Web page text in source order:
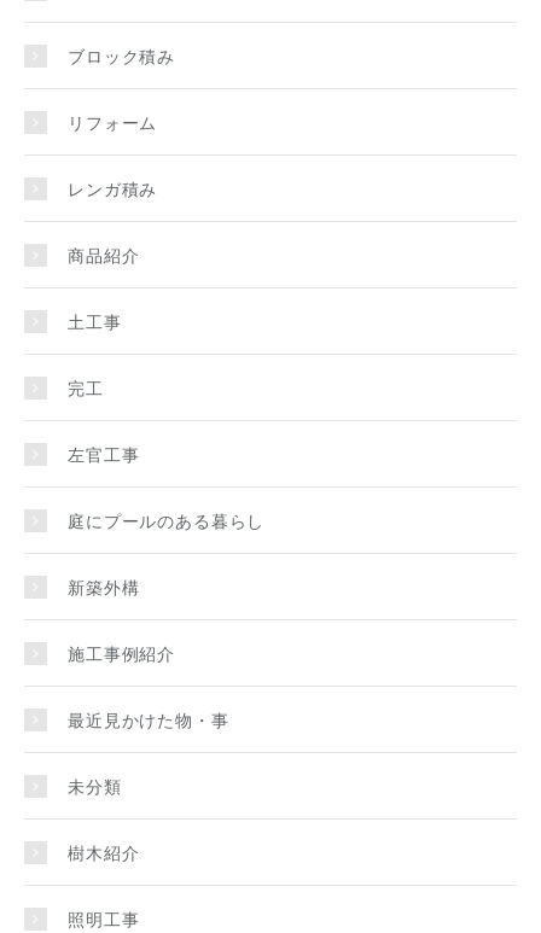
ブロック積み
リフォーム
レンガ積み
商品紹介
土工事
完工
左官工事
庭にプールのある暮らし
新築外構
施工事例紹介
最近見かけた物・事
未分類
樹木紹介
照明工事